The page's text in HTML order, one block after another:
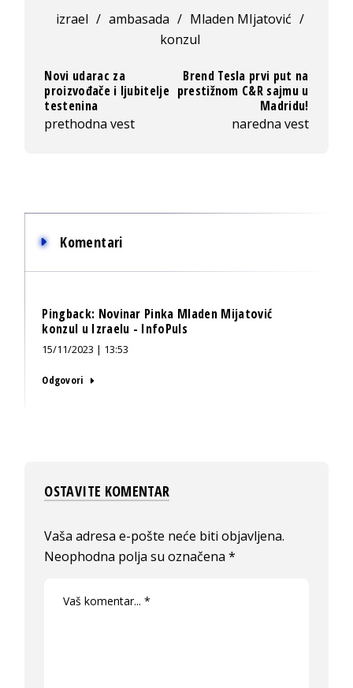
izrael / ambasada / Mladen MIjatović /
konzul
Novi udarac za
proizvođače i ljubitelje
testenina
prethodna vest
Brend Tesla prvi put na
prestižnom C&R sajmu u
Madridu!
naredna vest
Komentari
Pingback: Novinar Pinka Mladen Mijatović
konzul u Izraelu - InfoPuls
15/11/2023 | 13:53
Odgovori
OSTAVITE KOMENTAR
Vaša adresa e-pošte neće biti objavljena.
Neophodna polja su označena*